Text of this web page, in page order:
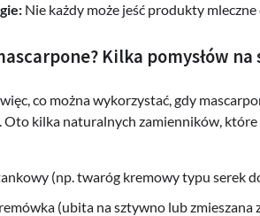
Nie każdy może jeść produkty
Kilka pomysłów
co można wykorzystać, gdy
Oto kilka naturalnych zamienników,
(np. twaróg kremowy typu serek
(ubita na sztywno lub zmieszana